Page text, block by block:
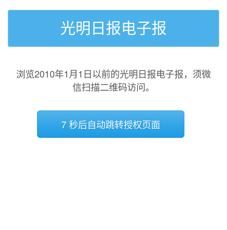
光明日报电子报
浏览2010年1月1日以前的光明日报电子报，须微
信扫描二维码访问。
7 秒后自动跳转授权页面